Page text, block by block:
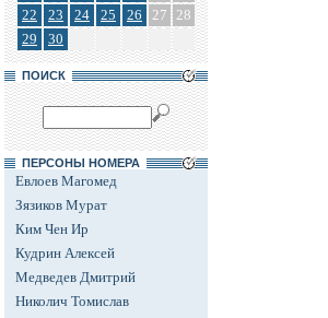
22
23 24 25 26 27 28
29
30
ПОИСК
ПЕРСОНЫ НОМЕРА
Евлоев Магомед
Зязиков Мурат
Ким Чен Ир
Кудрин Алексей
Медведев Дмитрий
Николич Томислав